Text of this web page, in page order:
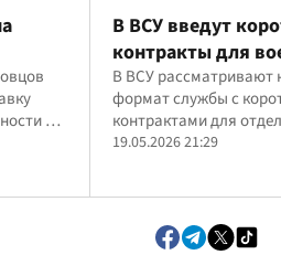
с
В ВСУ введут
контракты для
Сырский раскрыл
подробности
В ВСУ рассматривают
формат службы с
контрактами для
категорий военных и
19.05.2026 21:29